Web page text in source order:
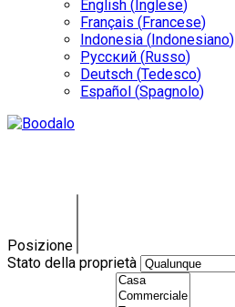
English (Inglese)
Français (Francese)
Indonesia (Indonesiano)
Русский (Russo)
Deutsch (Tedesco)
Español (Spagnolo)
Posizione
Stato della proprietà